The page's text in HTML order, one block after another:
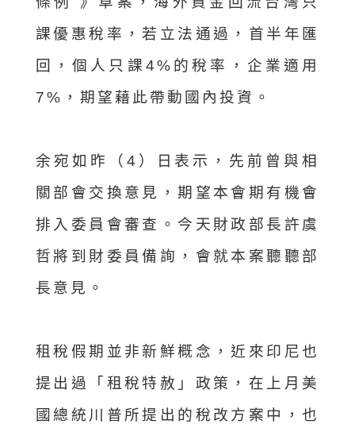
課優惠稅率，若立法通過，首半年匯
回，個人只課4%的稅率，企業適用
7%，期望藉此帶動國內投資。
余宛如昨（4）日表示，先前曾與相
關部會交換意見，期望本會期有機會
排入委員會審查。今天財政部長許虞
哲將到財委員備詢，會就本案聽聽部
長意見。
租稅假期並非新鮮概念，近來印尼也
提出過「租稅特赦」政策，在上月美
國總統川普所提出的稅改方案中，也